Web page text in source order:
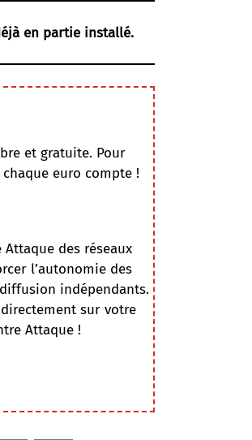
en partie installé.
et gratuite. Pour
euro compte !
des réseaux
l’autonomie des
indépendants.
sur votre
Attaque !